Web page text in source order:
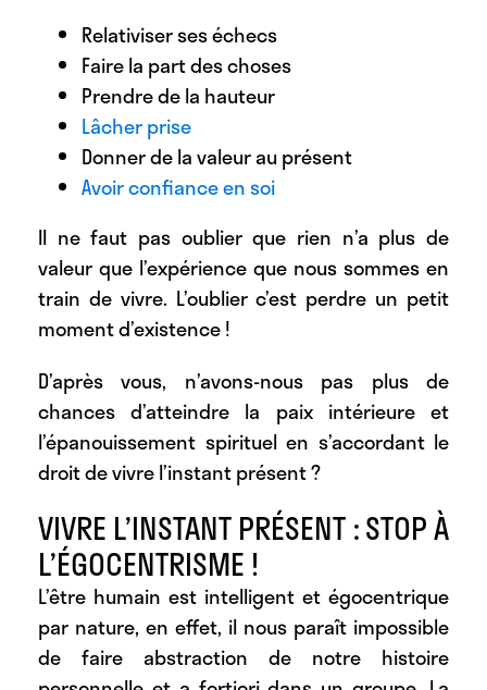
Relativiser ses échecs
Faire la part des choses
Prendre de la hauteur
Lâcher prise
Donner de la valeur au présent
Avoir confiance en soi
Il ne faut pas oublier que rien n’a plus de
valeur que l’expérience que nous sommes en
train de vivre. L’oublier c’est perdre un petit
moment d’existence !
D’après vous, n’avons-nous pas plus de
chances d’atteindre la paix intérieure et
l’épanouissement spirituel en s’accordant le
droit de vivre l’instant présent ?
VIVRE L’INSTANT PRÉSENT : STOP À
L’ÉGOCENTRISME !
L’être humain est intelligent et égocentrique
par nature, en effet, il nous paraît impossible
de faire abstraction de notre histoire